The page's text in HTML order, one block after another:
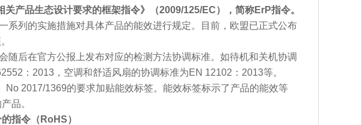
产品生态设计要求的框架指令》（2009/125/EC），简称ErP指令。
系列的实施措施对具体产品的能效进行规定。目前，欧盟已正式公布
后在官方公报上发布对应的检测方法协调标准。如待机和关机协调
：2013，空调和舒适风扇的协调标准为EN 12102：2013等。
2017/1369的要求加贴能效标签。能效标签标示了产品的能效等
品。
指令（RoHS）